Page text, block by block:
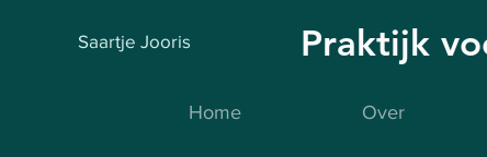
Saartje Jooris Praktijk
Home Over